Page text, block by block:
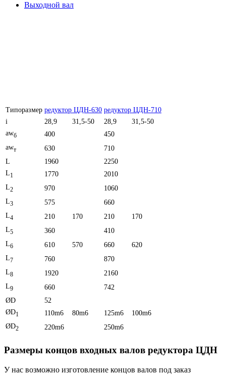
Выходной вал
Типоразмер редуктор ЦДН-630 редуктор ЦДН-710
i
28,9 31,5-50 28,9
31,5-50
awб 400
450
awт 630
710
L
1960
2250
L1 1770
2010
L2 970
1060
L3 575
660
L4 210 170 210
170
L5 360
410
L6 610 570 660
620
L7 760
870
L8 1920
2160
L9 660
742
ØD
52
ØD1 110m6 80m6 125m6
100m6
ØD2 220m6 250m6
Размеры концов входных валов редуктора ЦДН
У нас возможно изготовление концов валов под заказ